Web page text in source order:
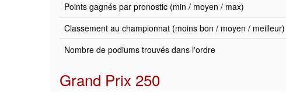
Points gagnés par pronostic (min / moyen / max)
Classement au championnat (moins bon / moyen / meilleur)
Nombre de podiums trouvés dans l'ordre
Grand Prix 250